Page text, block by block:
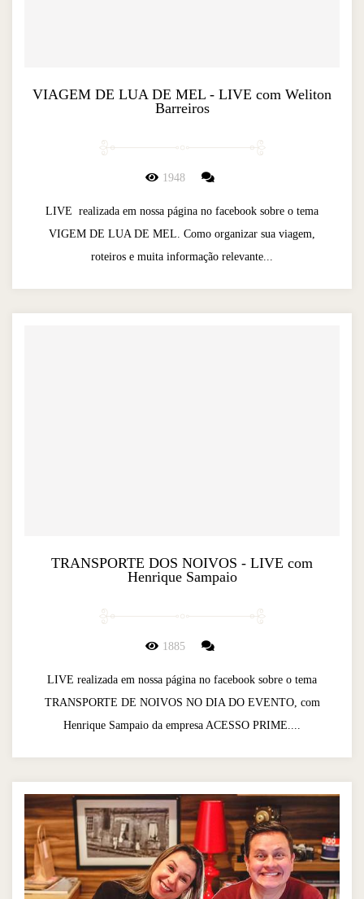
VIAGEM DE LUA DE MEL - LIVE com Weliton
Barreiros
1948
LIVE realizada em nossa página no facebook sobre o tema
VIGEM DE LUA DE MEL. Como organizar sua viagem,
roteiros e muita informação relevante...
TRANSPORTE DOS NOIVOS - LIVE com
Henrique Sampaio
1885
LIVE realizada em nossa página no facebook sobre o tema
TRANSPORTE DE NOIVOS NO DIA DO EVENTO, com
Henrique Sampaio da empresa ACESSO PRIME....